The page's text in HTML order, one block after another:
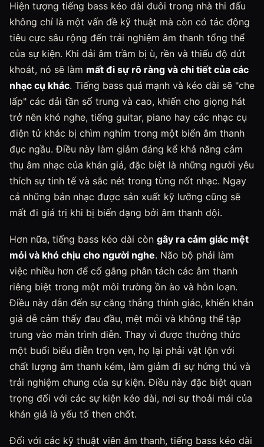
Hiện tượng tiếng bass kéo dài đuôi trong nhà thi đấu
không chỉ là một vấn đề kỹ thuật mà còn có tác động
tiêu cực sâu rộng đến trải nghiệm âm thanh tổng thể
của sự kiện. Khi dải âm trầm bị ù, rền và thiếu độ dứt
khoát, nó sẽ làm mất đi sự rõ ràng và chi tiết của các
nhạc cụ khác. Tiếng bass quá mạnh và kéo dài sẽ "che
lấp" các dải tần số trung và cao, khiến cho giọng hát
trở nên khó nghe, tiếng guitar, piano hay các nhạc cụ
điện tử khác bị chìm nghỉm trong một biển âm thanh
đục ngầu. Điều này làm giảm đáng kể khả năng cảm
thụ âm nhạc của khán giả, đặc biệt là những người yêu
thích sự tinh tế và sắc nét trong từng nốt nhạc. Ngay
cả những bản nhạc được sản xuất kỹ lưỡng cũng sẽ
mất đi giá trị khi bị biến dạng bởi âm thanh dội.
Hơn nữa, tiếng bass kéo dài còn gây ra cảm giác mệt
mỏi và khó chịu cho người nghe. Não bộ phải làm
việc nhiều hơn để cố gắng phân tách các âm thanh
riêng biệt trong một môi trường ồn ào và hỗn loạn.
Điều này dẫn đến sự căng thẳng thính giác, khiến khán
giả dễ cảm thấy đau đầu, mệt mỏi và không thể tập
trung vào màn trình diễn. Thay vì được thưởng thức
một buổi biểu diễn trọn vẹn, họ lại phải vật lộn với
chất lượng âm thanh kém, làm giảm đi sự hứng thú và
trải nghiệm chung của sự kiện. Điều này đặc biệt quan
trọng đối với các sự kiện kéo dài, nơi sự thoải mái của
khán giả là yếu tố then chốt.
Đối với các kỹ thuật viên âm thanh, tiếng bass kéo dài